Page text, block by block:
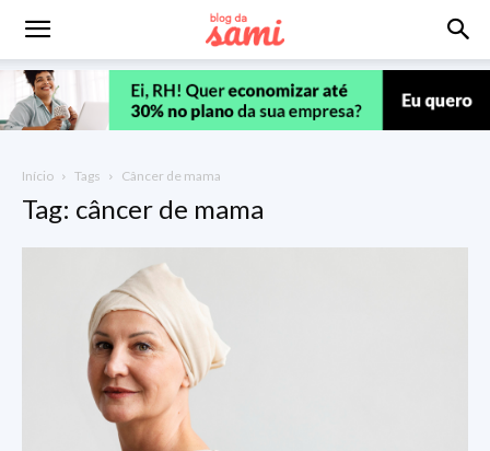
Início Tags Câncer de mama
Tag: câncer de mama